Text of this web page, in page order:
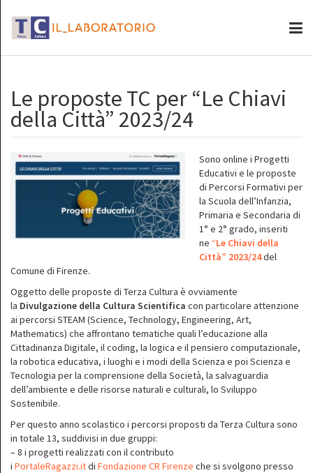
Le proposte TC per “Le Chiavi
della Città” 2023/24
Sono online i Progetti
Educativi e le proposte
di Percorsi Formativi per
la Scuola dell’Infanzia,
Primaria e Secondaria di
1° e 2° grado, inseriti
ne “Le Chiavi della
Città” 2023/24del
Comune di Firenze.
Oggetto delle proposte di Terza Cultura è ovviamente
la Divulgazione della Cultura Scientifica con particolare attenzione
ai percorsi STEAM (Science, Technology, Engineering, Art,
Mathematics) che affrontano tematiche quali l’educazione alla
Cittadinanza Digitale, il coding, la logica e il pensiero computazionale,
la robotica educativa, i luoghi e i modi della Scienza e poi Scienza e
Tecnologia per la comprensione della Società, la salvaguardia
dell’ambiente e delle risorse naturali e culturali, lo Sviluppo
Sostenibile.
Per questo anno scolastico i percorsi proposti da Terza Cultura sono
in totale 13, suddivisi in due gruppi:
– 8 i progetti realizzati con il contributo
i PortaleRagazzi.itdi Fondazione CR Firenze che si svolgono presso